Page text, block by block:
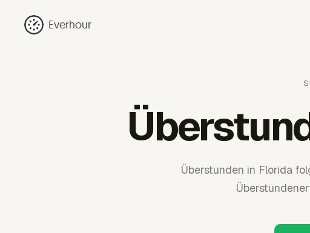
Everhour
Überstunden in Florida